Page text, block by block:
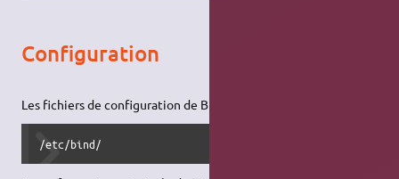
Configuration
Les fichiers de configuration de BIND9 sont stockés sous :
/etc/bind/